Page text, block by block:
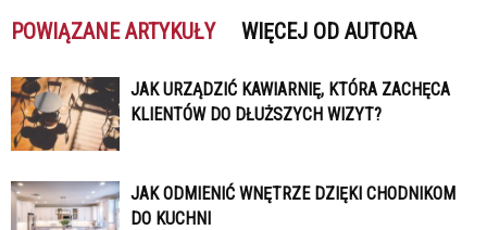
POWIĄZANE ARTYKUŁY WIĘCEJ OD AUTORA
JAK URZĄDZIĆ KAWIARNIĘ, KTÓRA ZACHĘCA
KLIENTÓW DO DŁUŻSZYCH WIZYT?
JAK ODMIENIĆ WNĘTRZE DZIĘKI CHODNIKOM
DO KUCHNI